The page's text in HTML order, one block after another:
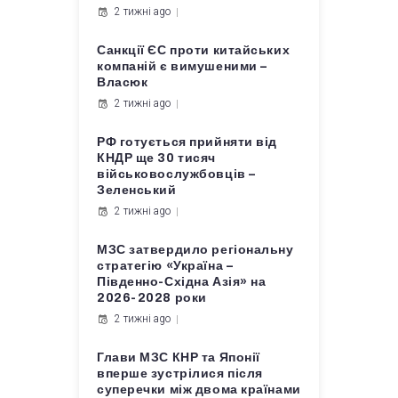
2 тижні ago
Санкції ЄС проти китайських
компаній є вимушеними –
Власюк
2 тижні ago
РФ готується прийняти від
КНДР ще 30 тисяч
військовослужбовців –
Зеленський
2 тижні ago
МЗС затвердило регіональну
стратегію «Україна –
Південно-Східна Азія» на
2026-2028 роки
2 тижні ago
Глави МЗС КНР та Японії
вперше зустрілися після
суперечки між двома країнами